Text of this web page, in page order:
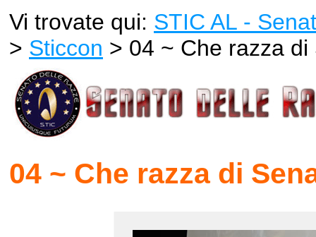
Vi trovate qui: STIC AL -
> Sticcon > 04 ~ Che razza di
04 ~ Che razza di